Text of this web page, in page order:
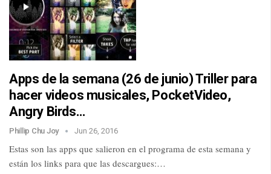
Apps de la semana (26 de junio) Triller para
hacer videos musicales, PocketVideo,
Angry Birds…
Phillip Chu Joy Jun 26, 2016
Estas son las apps que salieron en el programa de esta semana y
están los links para que las descargues:…